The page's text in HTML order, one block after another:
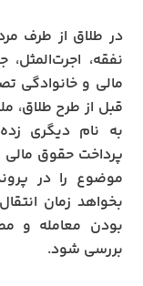
در طلاق از طرف
نفقه، اجرت‌المثل،
مالی و خانوادگی
قبل از طرح طلاق،
به نام دیگری
پرداخت حقوق مالی
موضوع را در
بخواهد زمان
بودن معامله و
بررسی شود.